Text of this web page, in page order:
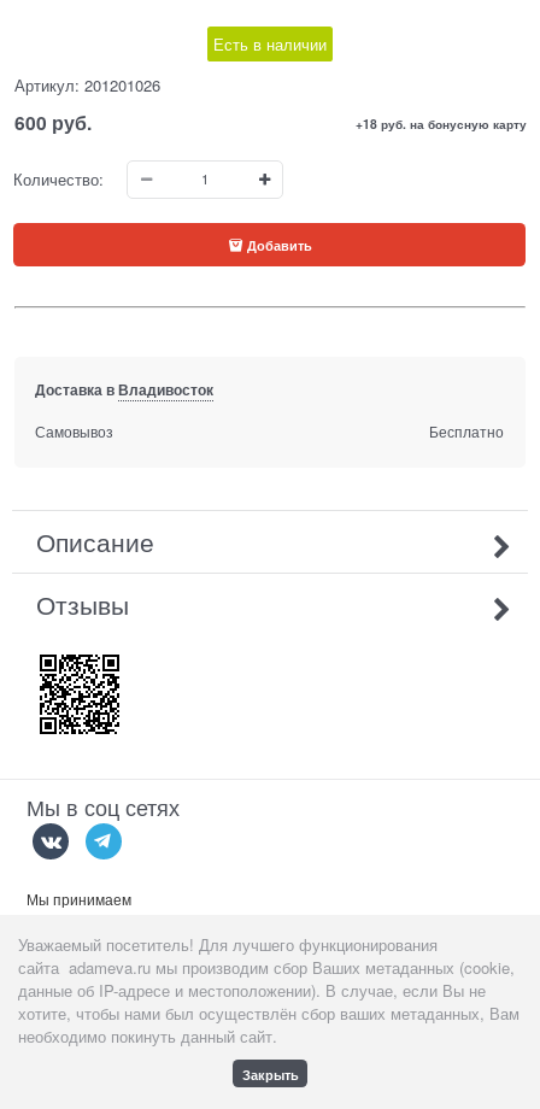
Есть в наличии
Артикул: 201201026
600 руб. +18 руб. на бонусную карту
Количество:
Добавить
Доставка вВладивосток
Самовывоз Бесплатно
Описание
Отзывы
Мы в соц сетях
Мы принимаем
Данный сайт предназначентолько для пользователей старше 18
лет!
Уважаемый посетитель! Для лучшего функционирования
сайта adameva.ru мы производим сбор Ваших метаданных (cookie,
данные об IP-адресе и местоположении). В случае, если Вы не
хотите, чтобы нами был осуществлён сбор ваших метаданных, Вам
необходимо покинуть данный сайт.
Закрыть